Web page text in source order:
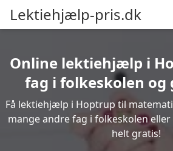
Lektiehjælp-pris.dk
Online lektiehjælp i
fag i folkeskolen og
Få lektiehjælp i Hoptrup til
mange andre fag i folkeskolen
helt gratis!